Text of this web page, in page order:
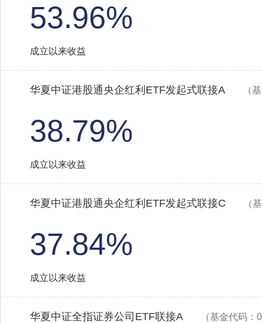
53.96%
成立以来收益
华夏中证港股通央企红利ETF发起式联接A （
38.79%
成立以来收益
华夏中证港股通央企红利ETF发起式联接C （
37.84%
成立以来收益
华夏中证全指证券公司ETF联接A （基金代码：